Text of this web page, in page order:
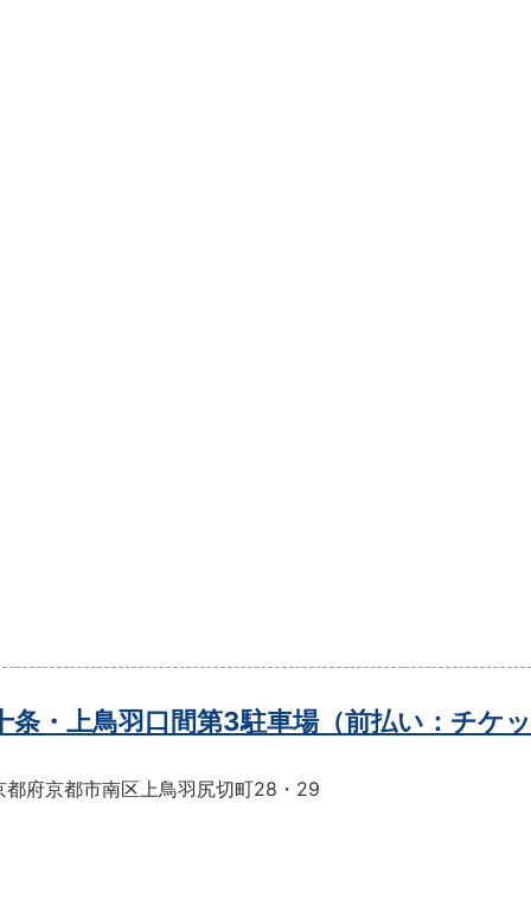
条・上鳥羽口間第3駐車場（前払い：チケ
都府京都市南区上鳥羽尻切町28・29